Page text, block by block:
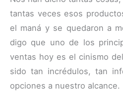
tantas veces esos
el maná y se quedaron a
digo que uno de los
ventas hoy es el cinismo
sido tan incrédulos, tan
opciones a nuestro alcance.